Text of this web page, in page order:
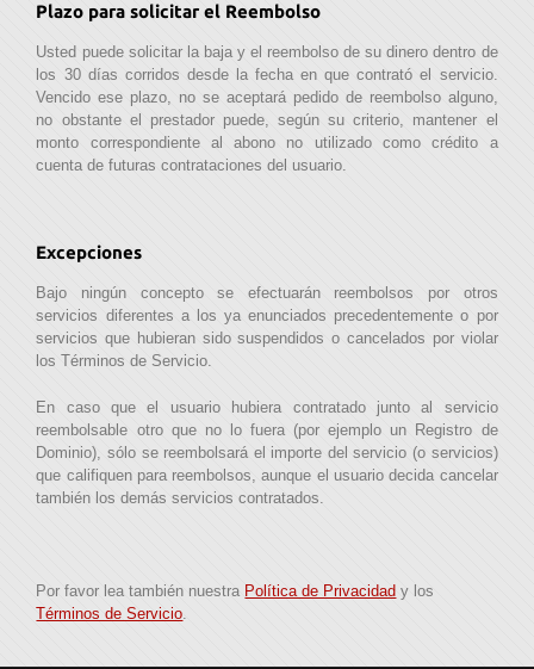
Plazo para solicitar el Reembolso
Usted puede solicitar la baja y el reembolso de su dinero dentro de
los 30 días corridos desde la fecha en que contrató el servicio.
Vencido ese plazo, no se aceptará pedido de reembolso alguno,
no obstante el prestador puede, según su criterio, mantener el
monto correspondiente al abono no utilizado como crédito a
cuenta de futuras contrataciones del usuario.
Excepciones
Bajo ningún concepto se efectuarán reembolsos por otros
servicios diferentes a los ya enunciados precedentemente o por
servicios que hubieran sido suspendidos o cancelados por violar
los Términos de Servicio.
En caso que el usuario hubiera contratado junto al servicio
reembolsable otro que no lo fuera (por ejemplo un Registro de
Dominio), sólo se reembolsará el importe del servicio (o servicios)
que califiquen para reembolsos, aunque el usuario decida cancelar
también los demás servicios contratados.
Por favor lea también nuestra Política de Privacidad y los
Términos de Servicio.